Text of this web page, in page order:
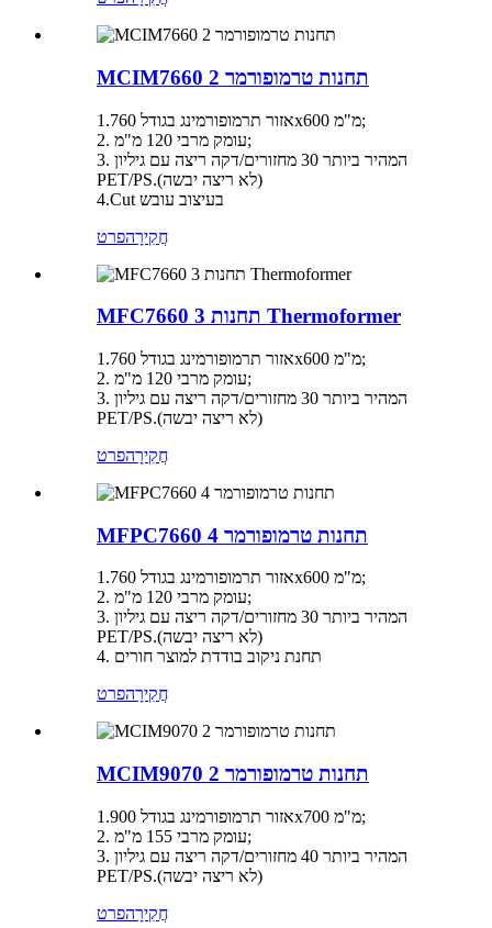
MCIM7660 2 תחנות טרמופורמר
אזור תרמופורמינג בגודל 1.760x600 מ"מ;
2. עומק מרבי 120 מ"מ;
3. המהיר ביותר 30 מחזורים/דקה ריצה עם גיליון
PET/PS.(לא ריצה יבשה)
4.Cut בעיצוב עובש
חֲקִירָהפרט
MFC7660 3 תחנות Thermoformer
אזור תרמופורמינג בגודל 1.760x600 מ"מ;
2. עומק מרבי 120 מ"מ;
3. המהיר ביותר 30 מחזורים/דקה ריצה עם גיליון
PET/PS.(לא ריצה יבשה)
חֲקִירָהפרט
MFPC7660 4 תחנות טרמופורמר
אזור תרמופורמינג בגודל 1.760x600 מ"מ;
2. עומק מרבי 120 מ"מ;
3. המהיר ביותר 30 מחזורים/דקה ריצה עם גיליון
PET/PS.(לא ריצה יבשה)
4. תחנת ניקוב בודדת למוצר חורים
חֲקִירָהפרט
MCIM9070 2 תחנות טרמופורמר
אזור תרמופורמינג בגודל 1.900x700 מ"מ;
2. עומק מרבי 155 מ"מ;
3. המהיר ביותר 40 מחזורים/דקה ריצה עם גיליון
PET/PS.(לא ריצה יבשה)
חֲקִירָהפרט